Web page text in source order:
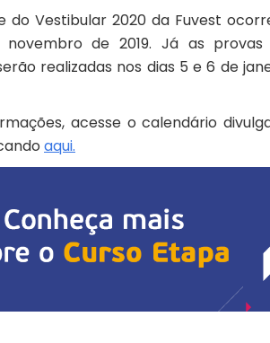
do Vestibular 2020 da Fuvest
de 2019. Já as provas
realizadas nos dias 5 e 6 de
acesse o calendário
aqui.